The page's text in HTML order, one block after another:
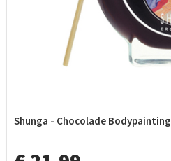
Shunga - Chocolade Bodypainting